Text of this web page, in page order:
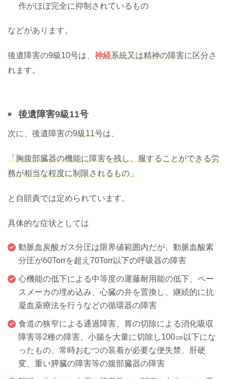
作がほぼ完全に抑制されているもの
などがあります。
後遺障害の9級10号は、 神経系統又は精神の障害に区分さ
れます。
後遺障害9級11号
次に、後遺障害の9級11号は、
「胸腹部臓器の機能に障害を残し、服することができる労
務が相当な程度に制限されるもの」
と自賠責では定められています。
具体的な症状としては
動脈血炭酸ガス分圧は限界値範囲内だが、動脈血酸素
分圧が60Torrを超え70Torr以下の呼吸器の障害
心機能の低下による中等度の運藤耐用能の低下、ペー
スメーカの埋め込み、心臓の弁を置換し、継続的に抗
凝血薬療法を行うなどの循環器の障害
食道の狭窄による通過障害、胃の切除による消化吸収
障害等2種の障害、小腸を大量に切除し100㎝以下にな
ったもの、常時おむつの装着が必要な便失禁、肝硬
変、重い膵臓の障害等の腹部臓器の障害